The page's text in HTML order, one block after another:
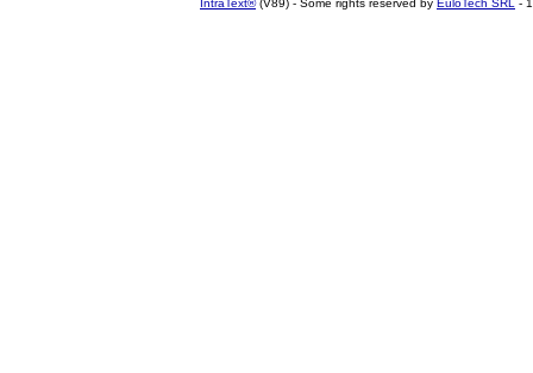
IntraText®(V89) - Some rights reserved by EuloTech SRL -